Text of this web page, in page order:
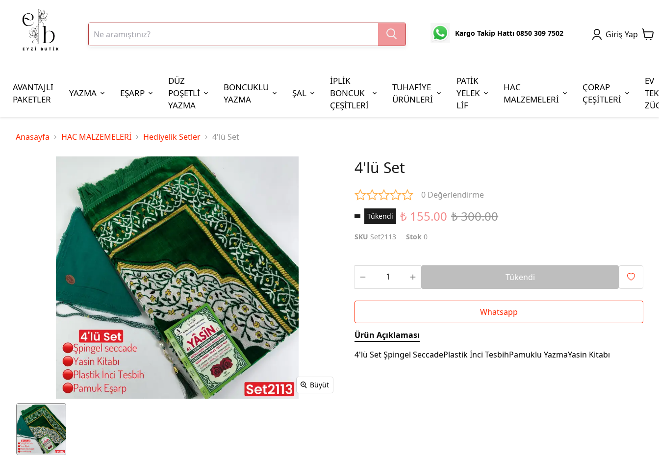
Kargo Takip Hattı 0850 309 7502 Giriş Yap
AVANTAJLI
PAKETLER
YAZMA EŞARP
DÜZ
POŞETLİ
YAZMA
BONCUKLU
YAZMA
ŞAL
İPLİK
BONCUK
ÇEŞİTLERİ
İplik Çeşitleri
100gr Altınbaşak Polyester İp
350gr Altınbaşak Polyester İp
Cezaevi Boncuğu
TUHAFİYE
ÜRÜNLERİ
PATİK
YELEK
LİF
HAC
MALZEMELERİ
ÇORAP
ÇEŞİTLERİ
EV
Anasayfa HAC MALZEMELERİ Hediyelik Setler 4'lü Set
Büyüt
4'lü Set
0 Değerlendirme
Tükendi ₺ 155.00 ₺ 300.00
SKU Set2113 Stok 0
Tükendi
Whatsapp
Ürün Açıklaması
4'lü Set Şpingel SeccadePlastik İnci TesbihPamuklu YazmaYasin Kitabı